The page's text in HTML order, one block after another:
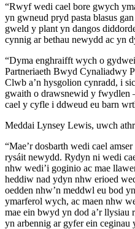
“Rwyf wedi cael bore gwych
yn gwneud pryd pasta blasus
gweld y plant yn dangos
cynnig ar bethau newydd ac yn
“Dyma enghraifft wych o
Partneriaeth Bwyd Cynaliadwy
Clwb a’n hysgolion cynradd, i
gwaith o drawsnewid y fwydlen
cael y cyfle i ddweud eu barn
Meddai Lynsey Lewis, uwch
“Mae’r dosbarth wedi cael
rysáit newydd. Rydyn ni wedi
nhw wedi’i goginio ac mae
heddiw nad ydyn nhw erioed
oedden nhw’n meddwl eu bod
ymarferol wych, ac maen nhw
mae ein bwyd yn dod a’r
yn arbennig ar gyfer ein ceginau